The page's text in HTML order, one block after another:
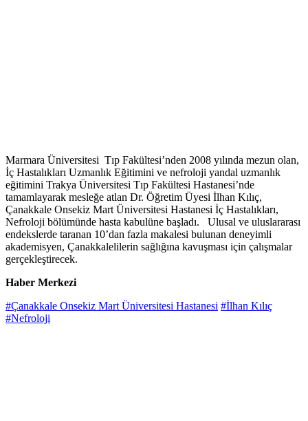
Marmara Üniversitesi Tıp Fakültesi’nden 2008 yılında mezun olan,
İç Hastalıkları Uzmanlık Eğitimini ve nefroloji yandal uzmanlık
eğitimini Trakya Üniversitesi Tıp Fakültesi Hastanesi’nde
tamamlayarak mesleğe atlan Dr. Öğretim Üyesi İlhan Kılıç,
Çanakkale Onsekiz Mart Üniversitesi Hastanesi İç Hastalıkları,
Nefroloji bölümünde hasta kabulüne başladı. Ulusal ve uluslararası
endekslerde taranan 10’dan fazla makalesi bulunan deneyimli
akademisyen, Çanakkalelilerin sağlığına kavuşması için çalışmalar
gerçekleştirecek.
Haber Merkezi
#Çanakkale Onsekiz Mart Üniversitesi Hastanesi #İlhan Kılıç
#Nefroloji